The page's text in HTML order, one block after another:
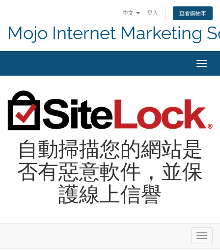
中文 登入 查看購物車
Mojo Internet Marketing
切換
自動掃描您的網站是
否有惡意軟件，並保
護線上信譽
切換